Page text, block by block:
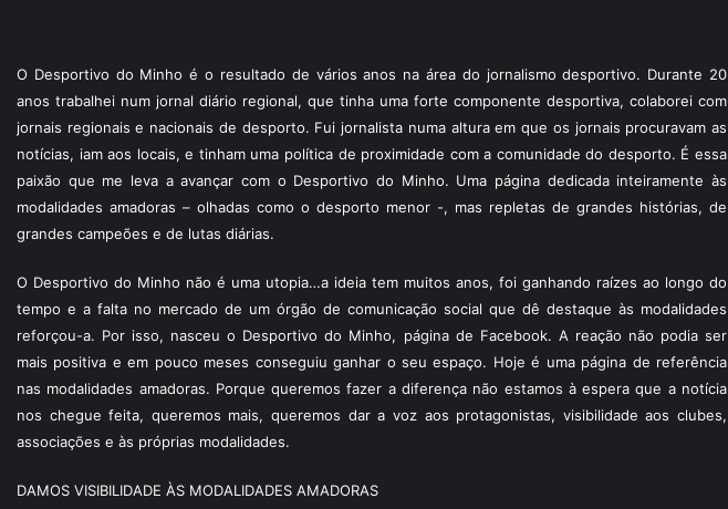
O Desportivo do Minho é o resultado de vários anos na área do jornalismo desportivo. Durante 20
anos trabalhei num jornal diário regional, que tinha uma forte componente desportiva, colaborei com
jornais regionais e nacionais de desporto. Fui jornalista numa altura em que os jornais procuravam as
notícias, iam aos locais, e tinham uma política de proximidade com a comunidade do desporto. É essa
paixão que me leva a avançar com o Desportivo do Minho. Uma página dedicada inteiramente às
modalidades amadoras – olhadas como o desporto menor -, mas repletas de grandes histórias, de
grandes campeões e de lutas diárias.
O Desportivo do Minho não é uma utopia…a ideia tem muitos anos, foi ganhando raízes ao longo do
tempo e a falta no mercado de um órgão de comunicação social que dê destaque às modalidades
reforçou-a. Por isso, nasceu o Desportivo do Minho, página de Facebook. A reação não podia ser
mais positiva e em pouco meses conseguiu ganhar o seu espaço. Hoje é uma página de referência
nas modalidades amadoras. Porque queremos fazer a diferença não estamos à espera que a notícia
nos chegue feita, queremos mais, queremos dar a voz aos protagonistas, visibilidade aos clubes,
associações e às próprias modalidades.
DAMOS VISIBILIDADE ÀS MODALIDADES AMADORAS